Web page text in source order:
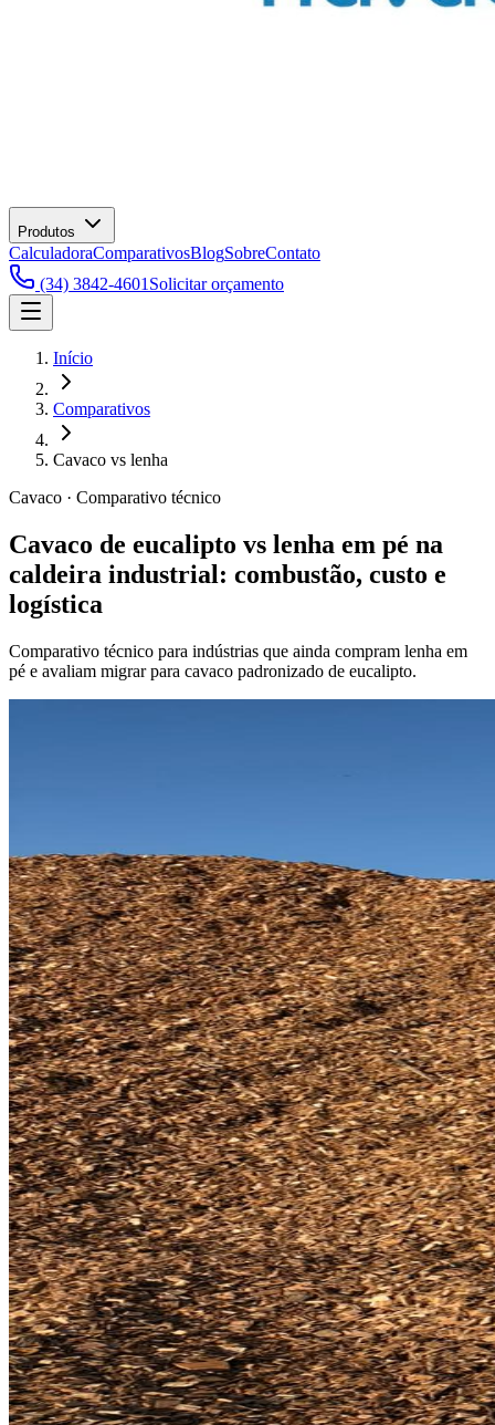
Produtos
CalculadoraComparativosBlogSobreContato
(34) 3842-4601 Solicitar orçamento
Início
Comparativos
Cavaco vs lenha
Cavaco · Comparativo técnico
Cavaco de eucalipto vs lenha em pé na
caldeira industrial: combustão, custo e
logística
Comparativo técnico para indústrias que ainda compram lenha em
pé e avaliam migrar para cavaco padronizado de eucalipto.